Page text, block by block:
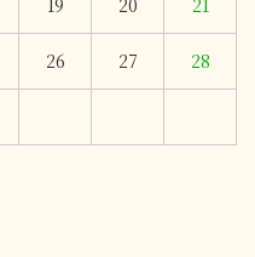
19 20 21
26 27 28